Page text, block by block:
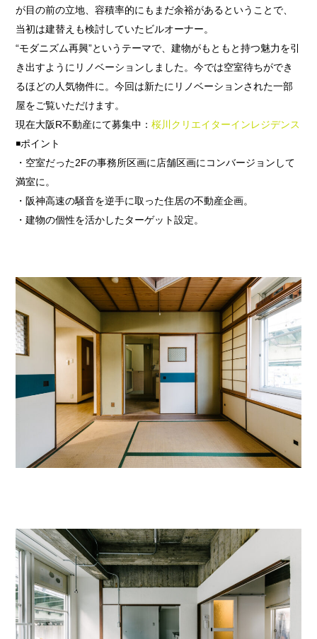
が目の前の立地、容積率的にもまだ余裕があるということで、
当初は建替えも検討していたビルオーナー。
“モダニズム再興”というテーマで、建物がもともと持つ魅力を引
き出すようにリノベーションしました。今では空室待ちができ
るほどの人気物件に。今回は新たにリノベーションされた一部
屋をご覧いただけます。
現在大阪R不動産にて募集中：桜川クリエイターインレジデンス
◾️ポイント
・空室だった2Fの事務所区画に店舗区画にコンバージョンして
満室に。
・阪神高速の騒音を逆手に取った住居の不動産企画。
・建物の個性を活かしたターゲット設定。